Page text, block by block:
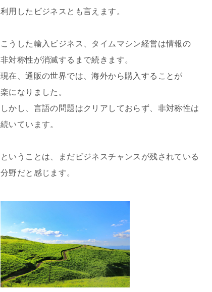
利用したビジネスとも言えます。
こうした輸入ビジネス、タイムマシン経営は情報の
非対称性が消滅するまで続きます。
現在、通販の世界では、海外から購入することが
楽になりました。
しかし、言語の問題はクリアしておらず、非対称性は
続いています。
ということは、まだビジネスチャンスが残されている
分野だと感じます。